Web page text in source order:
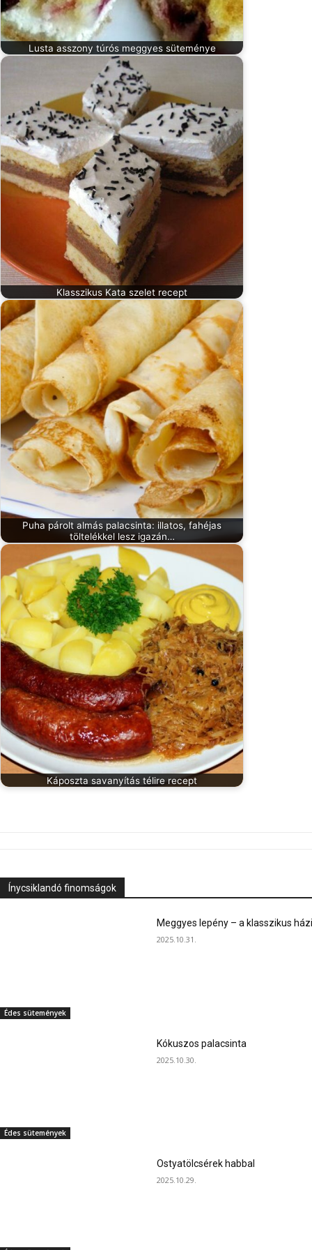
Lusta asszony túrós meggyes süteménye
Klasszikus Kata szelet recept
Puha párolt almás palacsinta: illatos, fahéjas
töltelékkel lesz igazán…
Káposzta savanyítás télire recept
Ínycsiklandó finomságok
Édes sütemények
Meggyes lepény – a klasszikus
2025.10.31.
Édes sütemények
Kókuszos palacsinta
2025.10.30.
Ostyatölcsérek habbal
2025.10.29.